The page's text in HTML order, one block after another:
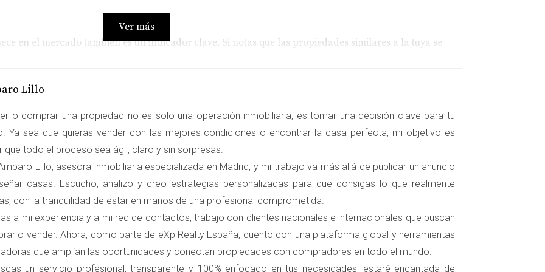
en el mercado también es un indicador clave. Si notas que las propiedades similares a la tuya se
en tu decisión de venta, veamos tres casos prácticos:
años por 300,000 euros. A medida que los precios comenzaron a subir, decidió monitorear el mercado y se
450,000 euros. Al observar el aumento constante en la demanda y la rapidez con la que se
piso a la venta. En menos de dos meses, recibió varias ofertas y logró cerrar la venta por 475,000 euros.
en Chamartín pero dudaba debido a las fluctuaciones del mercado. Sin embargo, al analizar las tasas
Ver más
Lillo
o comprar una propiedad no es solo una operación inmobiliaria, es tomar una decisión clave para tu
Ya sea que quieras vender con las mejores condiciones o encontrar la casa perfecta, mi objetivo es
que todo el proceso sea ágil, claro y sin sorpresas.
Lillo, asesora inmobiliaria especializada en Madrid, y mi trabajo va más allá de publicar un anuncio
casas. Escucho, analizo y creo estrategias personalizadas para que consigas lo que realmente
con la tranquilidad de estar en manos de una profesional comprometida.
a mi experiencia y a mi red de contactos, trabajo con clientes nacionales e internacionales que buscan
o vender. Ahora, como parte de eXp Realty España, cuento con una plataforma global y herramientas
que amplían las oportunidades y conectan propiedades con compradores en todo el mundo.
un servicio profesional, transparente y 100% enfocado en tus necesidades, estaré encantada de